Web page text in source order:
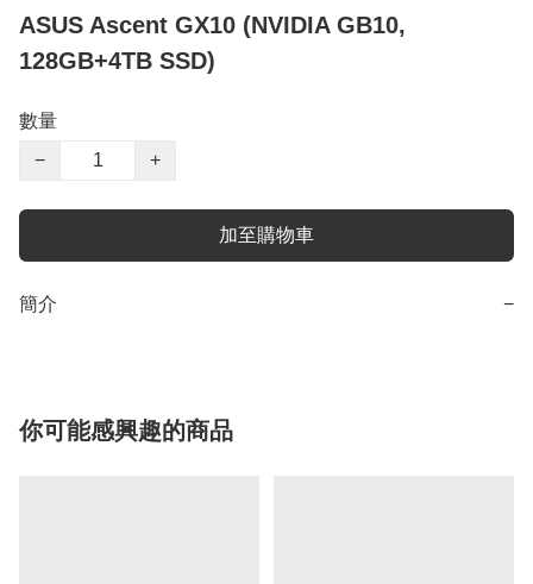
ASUS Ascent GX10 (NVIDIA GB10,
128GB+4TB SSD)
數量
−
+
加至購物車
簡介 −
你可能感興趣的商品